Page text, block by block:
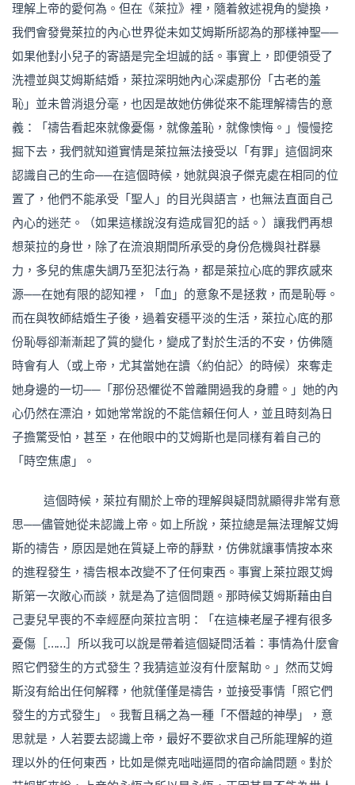
理解上帝的愛何為。但在《萊拉》裡，隨着敘述視角的變換，
我們會發覺萊拉的內心世界從未如艾姆斯所認為的那樣神聖──
如果他對小兒子的寄語是完全坦誠的話。事實上，即便領受了
洗禮並與艾姆斯結婚，萊拉深明她內心深處那份「古老的羞
恥」並未曾消退分毫，也因是故她仿佛從來不能理解禱告的意
義：「禱告看起來就像憂傷，就像羞恥，就像懊悔。」慢慢挖
掘下去，我們就知道實情是萊拉無法接受以「有罪」這個詞來
認識自己的生命──在這個時候，她就與浪子傑克處在相同的位
置了，他們不能承受「聖人」的目光與語言，也無法直面自己
內心的迷茫。（如果這樣說沒有造成冒犯的話。）讓我們再想
想萊拉的身世，除了在流浪期間所承受的身份危機與社群暴
力，多兒的焦慮失調乃至犯法行為，都是萊拉心底的罪疚感來
源──在她有限的認知裡，「血」的意象不是拯救，而是恥辱。
而在與牧師結婚生子後，過着安穩平淡的生活，萊拉心底的那
份恥辱卻漸漸起了質的變化，變成了對於生活的不安，仿佛隨
時會有人（或上帝，尤其當她在讀〈約伯記〉的時候）來奪走
她身邊的一切──「那份恐懼從不曾離開過我的身體。」她的內
心仍然在漂泊，如她常常說的不能信賴任何人，並且時刻為日
子擔驚受怕，甚至，在他眼中的艾姆斯也是同樣有着自己的
「時空焦慮」。
這個時候，萊拉有關於上帝的理解與疑問就顯得非常有意
思──儘管她從未認識上帝。如上所說，萊拉總是無法理解艾姆
斯的禱告，原因是她在質疑上帝的靜默，仿佛就讓事情按本來
的進程發生，禱告根本改變不了任何東西。事實上萊拉跟艾姆
斯第一次敞心而談，就是為了這個問題。那時候艾姆斯藉由自
己妻兒早喪的不幸經歷向萊拉言明：「在這棟老屋子裡有很多
憂傷［……］所以我可以說是帶着這個疑問活着：事情為什麼會
照它們發生的方式發生？我猜這並沒有什麼幫助。」然而艾姆
斯沒有給出任何解釋，他就僅僅是禱告，並接受事情「照它們
發生的方式發生」。我暫且稱之為一種「不僭越的神學」，意
思就是，人若要去認識上帝，最好不要欲求自己所能理解的道
理以外的任何東西，比如是傑克咄咄逼問的宿命論問題。對於